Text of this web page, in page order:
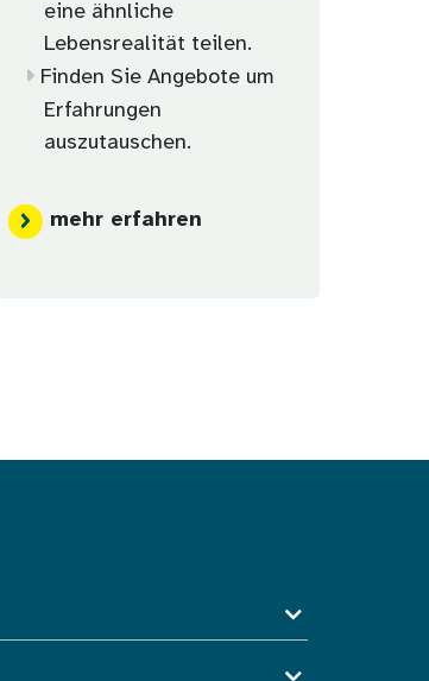
eine ähnliche
Lebensrealität teilen.
Finden Sie Angebote um
Erfahrungen
auszutauschen.
mehr erfahren